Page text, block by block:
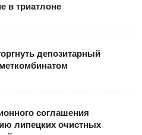
в триатлоне
депозитарный
соглашения
липецких очистных